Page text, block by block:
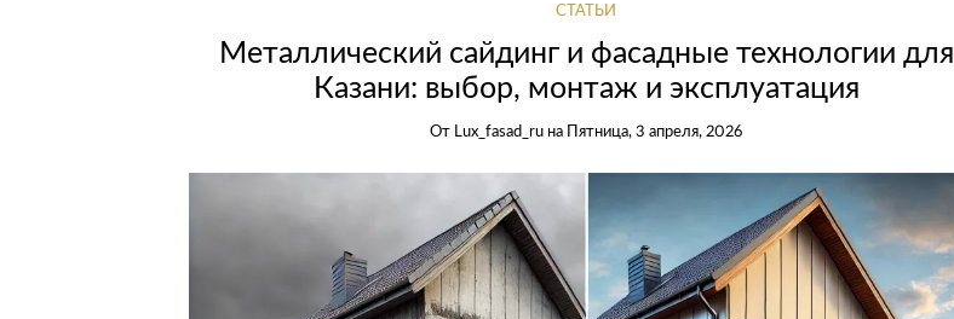
СТАТЬИ
Металлический сайдинг и фасадные технологии для
Казани: выбор, монтаж и эксплуатация
От Lux_fasad_ru на Пятница, 3 апреля, 2026